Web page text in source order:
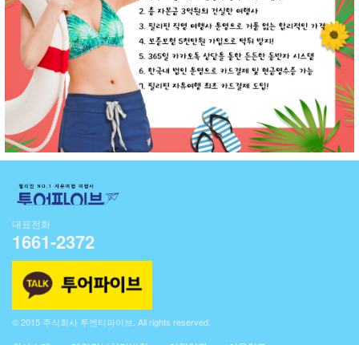
대표전화
1661-2372
© 2015 주식회사 투엔티파이브. All rights reserved.